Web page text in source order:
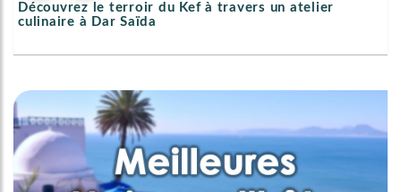
Découvrez le terroir du Kef à travers un atelier
culinaire à Dar Saïda